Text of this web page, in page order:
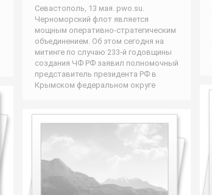
Севастополь, 13 мая. pwo.su.
Черноморский флот является
мощным оперативно-стратегическим
объединением. Об этом сегодня на
митинге по случаю 233-й годовщины
создания ЧФ РФ заявил полномочный
представитель президента РФ в
Крымском федеральном округе